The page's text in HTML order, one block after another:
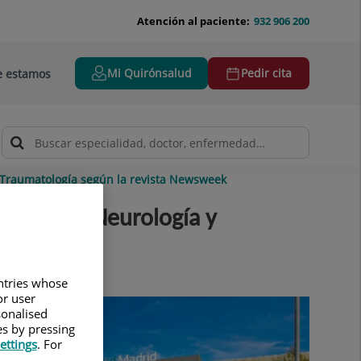
932 906 200
Atención al paciente:
estamos Mi Quirónsalud Pedir cita
según la revista Newsweek
Neurología y
whose
user
by pressing
. For